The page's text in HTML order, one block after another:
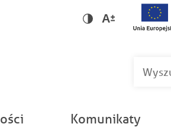
Wersja kontrastowa
Wersja dla
Komunikaty